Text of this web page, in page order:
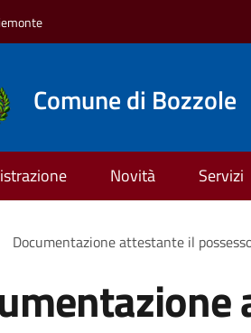
Comune di Bozzole
Novità Servizi
di pane
Documentazione attestante il